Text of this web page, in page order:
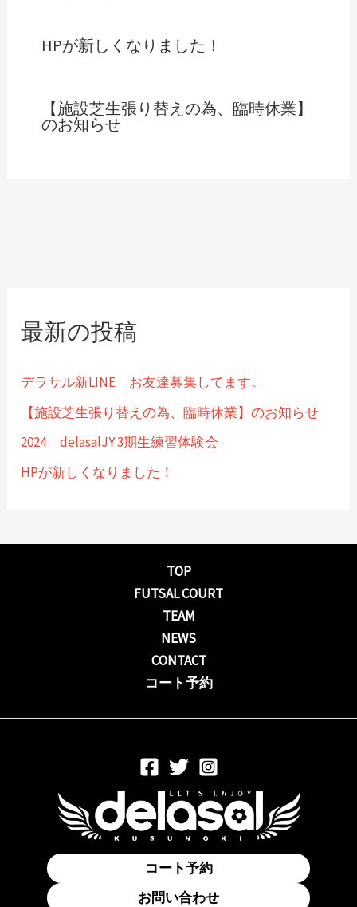
HPが新しくなりました！
【施設芝生張り替えの為、臨時休業】
のお知らせ
最新の投稿
デラサル新LINE お友達募集してます。
【施設芝生張り替えの為、臨時休業】のお知らせ
2024 delasalJY 3期生練習体験会
HPが新しくなりました！
TOP
FUTSAL COURT
TEAM
NEWS
CONTACT
コート予約
コート予約
お問い合わせ